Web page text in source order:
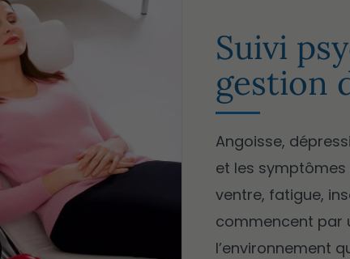
Suivi
gestion
Angoisse,
et les
ventre, fatigue,
commencent par
l’environnement